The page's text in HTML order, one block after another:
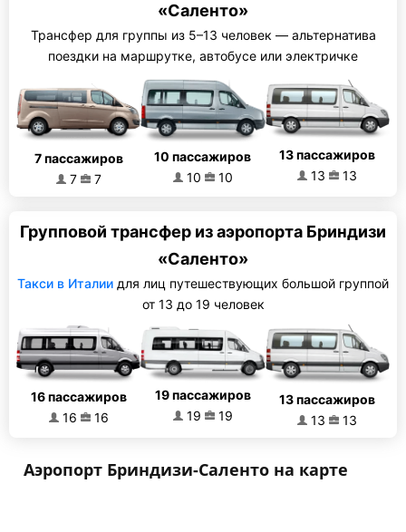
«Саленто»
Трансфер для группы из 5–13 человек — альтернатива
поездки на маршрутке, автобусе или электричке
7 пассажиров
7
7
10 пассажиров
10
10
13 пассажиров
13
13
Групповой трансфер из аэропорта Бриндизи
«Саленто»
Такси в Италии для лиц путешествующих большой группой
от 13 до 19 человек
16 пассажиров
16
16
19 пассажиров
19
19
13 пассажиров
13
13
Аэропорт Бриндизи-Саленто на карте